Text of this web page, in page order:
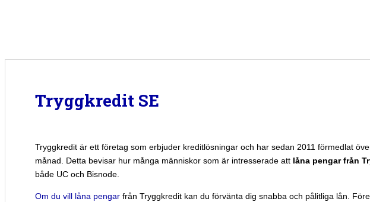
Tryggkredit SE
Tryggkredit är ett företag som erbjuder kreditlösningar och har sedan 2011 förmedlat
månad. Detta bevisar hur många människor som är intresserade att låna pengar från
både UC och Bisnode.
Om du vill låna pengar från Tryggkredit kan du förvänta dig snabba och pålitliga lån.